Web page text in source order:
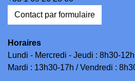
Contact par formulaire
Horaires
Lundi - Mercredi - Jeudi : 8h30-
Mardi : 13h30-17h / Vendredi :